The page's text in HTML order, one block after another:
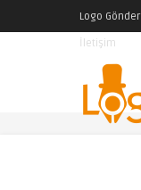
Logo Gönder
İletişim